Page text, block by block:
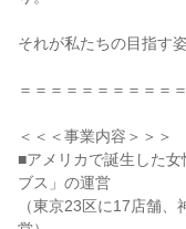
それが私たちの目指す姿
＝＝＝＝＝＝＝＝＝＝
＜＜＜事業内容＞＞＞
■アメリカで誕生した
ブス」の運営
（東京23区に17店舗